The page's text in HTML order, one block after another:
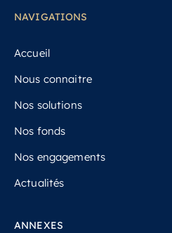
NAVIGATIONS
Accueil
Nous connaitre
Nos solutions
Nos fonds
Nos engagements
Actualités
ANNEXES